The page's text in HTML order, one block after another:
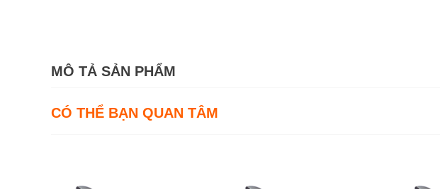
MÔ TẢ SẢN PHẨM
CÓ THỂ BẠN QUAN TÂM